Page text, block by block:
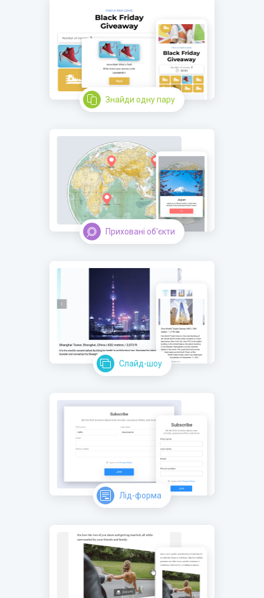
Знайди одну пару
Приховані об'єкти
Слайд-шоу
Лід-форма